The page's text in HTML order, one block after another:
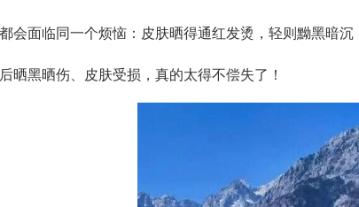
会面临同一个烦恼：皮肤晒得通红发烫，轻则黝黑暗沉
晒黑晒伤、皮肤受损，真的太得不偿失了！